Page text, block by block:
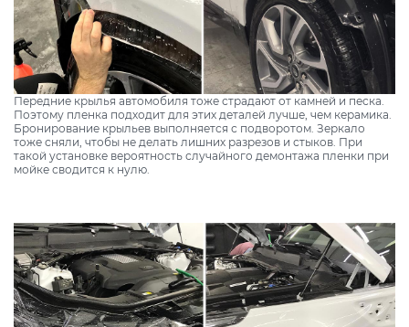
Передние крылья автомобиля тоже страдают от камней и песка.
Поэтому пленка подходит для этих деталей лучше, чем керамика.
Бронирование крыльев выполняется с подворотом. Зеркало
тоже сняли, чтобы не делать лишних разрезов и стыков. При
такой установке вероятность случайного демонтажа пленки при
мойке сводится к нулю.